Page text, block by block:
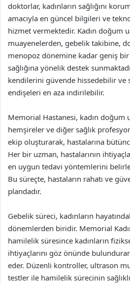
doktorlar, kadınların sağlığını
amacıyla en güncel bilgileri ve
hizmet vermektedir. Kadın doğum
muayenelerden, gebelik takibine,
menopoz dönemine kadar geniş bir
sağlığına yönelik destek
kendilerini güvende hissedebilir ve
endişeleri en aza indirilebilir.
Memorial Hastanesi, kadın doğum
hemşireler ve diğer sağlık
ekip oluşturarak, hastalarına
Her bir uzman, hastalarının
en uygun tedavi yöntemlerini
Bu süreçte, hastaların rahatı ve
plandadır.
Gebelik süreci, kadınların
dönemlerden biridir. Memorial
hamilelik süresince kadınların
ihtiyaçlarını göz önünde
eder. Düzenli kontroller, ultrason
testler ile hamilelik sürecinin